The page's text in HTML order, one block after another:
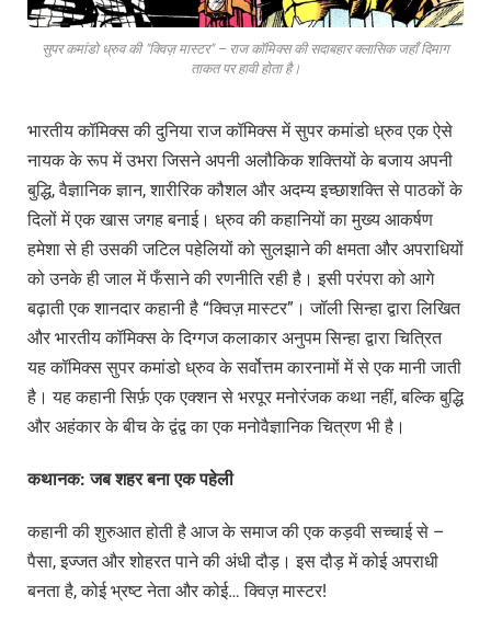
सुपर कमांडो ध्रुव की "क्विज़ मास्टर" – राज कॉमिक्स की सदाबहार क्लासिक जहाँ दिमाग
ताकत पर हावी होता है।
भारतीय कॉमिक्स की दुनिया राज कॉमिक्स में सुपर कमांडो ध्रुव एक ऐसे
नायक के रूप में उभरा जिसने अपनी अलौकिक शक्तियों के बजाय अपनी
बुद्धि, वैज्ञानिक ज्ञान, शारीरिक कौशल और अदम्य इच्छाशक्ति से पाठकों के
दिलों में एक खास जगह बनाई। ध्रुव की कहानियों का मुख्य आकर्षण
हमेशा से ही उसकी जटिल पहेलियों को सुलझाने की क्षमता और अपराधियों
को उनके ही जाल में फँसाने की रणनीति रही है। इसी परंपरा को आगे
बढ़ाती एक शानदार कहानी है “क्विज़ मास्टर”। जॉली सिन्हा द्वारा लिखित
और भारतीय कॉमिक्स के दिग्गज कलाकार अनुपम सिन्हा द्वारा चित्रित
यह कॉमिक्स सुपर कमांडो ध्रुव के सर्वोत्तम कारनामों में से एक मानी जाती
है। यह कहानी सिर्फ़ एक एक्शन से भरपूर मनोरंजक कथा नहीं, बल्कि बुद्धि
और अहंकार के बीच के द्वंद्व का एक मनोवैज्ञानिक चित्रण भी है।
कथानक:जब शहर बना एक पहेली
कहानी की शुरुआत होती है आज के समाज की एक कड़वी सच्चाई से –
पैसा, इज्जत और शोहरत पाने की अंधी दौड़। इस दौड़ में कोई अपराधी
बनता है, कोई भ्रष्ट नेता और कोई… क्विज़ मास्टर!